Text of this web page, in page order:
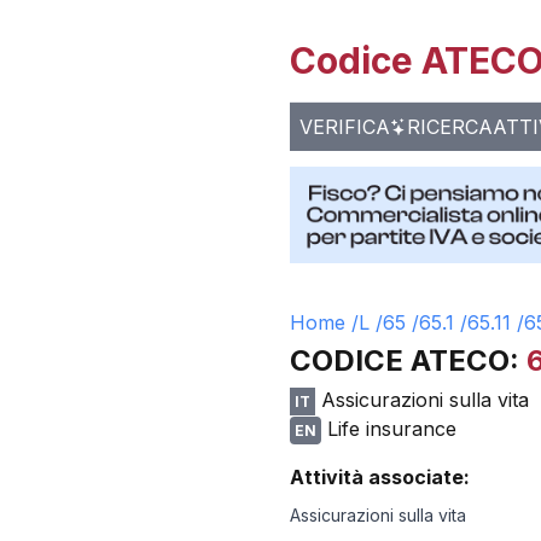
Codice
VERIFICA RICERCA
Home /L /65 /65.1 /65.11 /
CODICE ATECO:
IT Assicurazioni sulla vita
EN
Life insurance
Attività associate:
Assicurazioni sulla vita